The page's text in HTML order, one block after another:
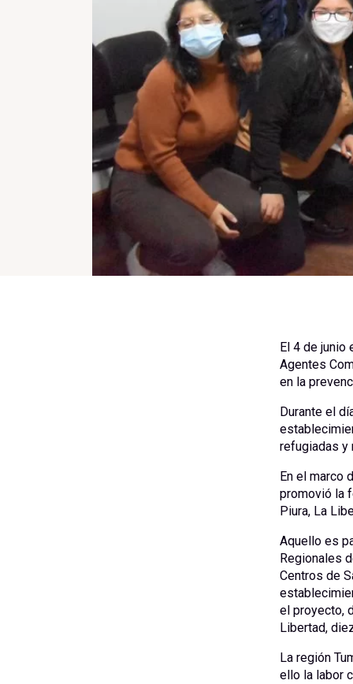
El 4 de junio
Agentes
en la
Durante el
refugiadas y
En el marco
promovió la
Piura, La
Aquello es
Regionales
Centros de
el proyecto,
Libertad,
La región
ello la labor